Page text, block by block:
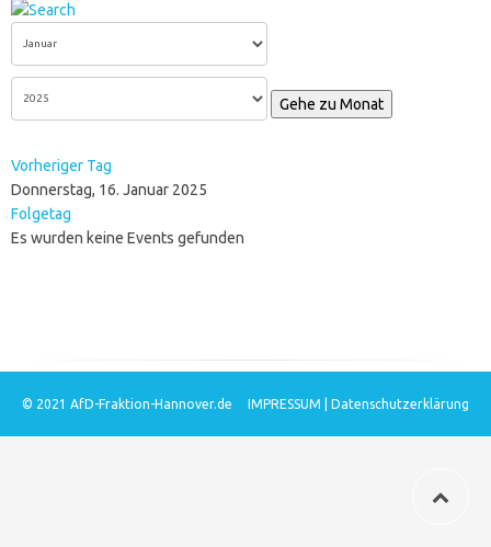
Gehe zu Monat
Vorheriger Tag
Donnerstag, 16. Januar 2025
Folgetag
Es wurden keine Events gefunden
© 2021 AfD-Fraktion-Hannover.de IMPRESSUM Datenschutzerklärung